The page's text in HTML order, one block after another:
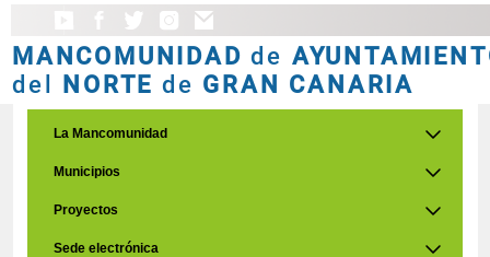
MANCOMUNIDAD de
del NORTE de GRAN CANARIA
La Mancomunidad
Municipios
Proyectos
Sede electrónica